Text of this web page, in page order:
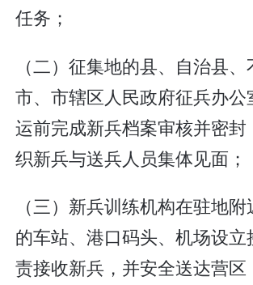
任务；
（二）征集地的县、自治县
市、市辖区人民政府征兵办公
运前完成新兵档案审核并密封
织新兵与送兵人员集体见面；
（三）新兵训练机构在驻地
的车站、港口码头、机场设立
责接收新兵，并安全送达营区